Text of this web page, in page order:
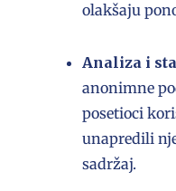
olakšaju
Analiza i
anonimne
posetioci
unapredili
sadržaj.